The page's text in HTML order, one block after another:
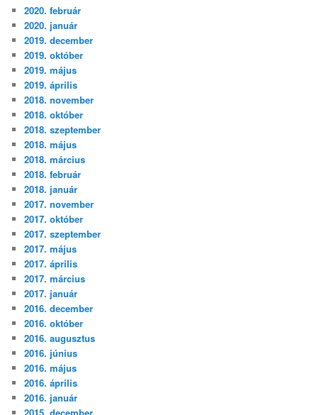
2020. február
2020. január
2019. december
2019. október
2019. május
2019. április
2018. november
2018. október
2018. szeptember
2018. május
2018. március
2018. február
2018. január
2017. november
2017. október
2017. szeptember
2017. május
2017. április
2017. március
2017. január
2016. december
2016. október
2016. augusztus
2016. június
2016. május
2016. április
2016. január